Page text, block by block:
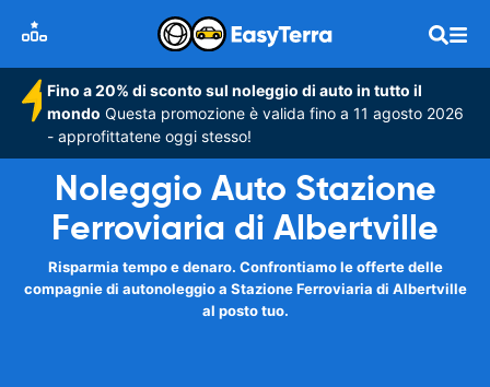
Fino a 20% di sconto sul noleggio di auto in tutto il
mondo Questa promozione è valida fino a 11 agosto 2026
- approfittatene oggi stesso!
Noleggio Auto Stazione
Ferroviaria di Albertville
Risparmia tempo e denaro. Confrontiamo le offerte delle
compagnie di autonoleggio a Stazione Ferroviaria di Albertville
al posto tuo.